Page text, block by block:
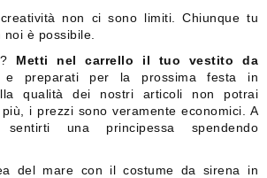
non ci sono limiti. Chiunque tu
è possibile.
Metti nel carrello il tuo vestito da
e preparati per la prossima festa in
qualità dei nostri articoli non potrai
i prezzi sono veramente economici. A
una principessa spendendo
del mare con il costume da sirena in